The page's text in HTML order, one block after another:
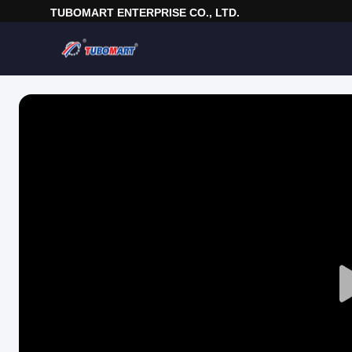
TUBOMART ENTERPRISE CO., LTD.